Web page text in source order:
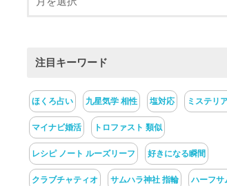
注目キーワード
ほくろ占い 九星気学 相性 塩対応 ミステリ
マイナビ婚活 トロファスト 類似
レシピ ノート ルーズリーフ 好きになる瞬間
クラブチャティオ サムハラ神社 指輪 ハーフサ